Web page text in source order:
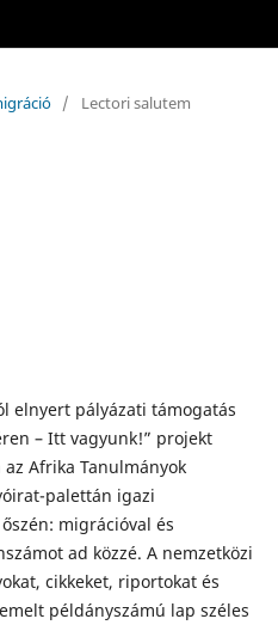
/ Lectori salutem
elnyert pályázati támogatás
– Itt vagyunk!” projekt
Afrika Tanulmányok
palettán igazi
migrációval és
ad közzé. A nemzetközi
cikkeket, riportokat és
példányszámú lap széles